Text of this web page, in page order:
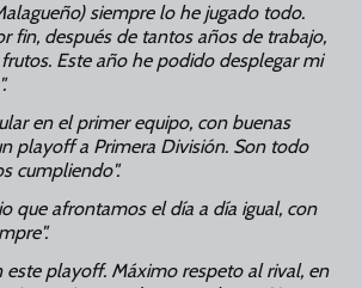
siempre lo he jugado todo.
fin, después de tantos años de trabajo,
Este año he podido desplegar mi
en el primer equipo, con buenas
playoff a Primera División. Son todo
cumpliendo".
que afrontamos el día a día igual, con
este playoff. Máximo respeto al rival, en